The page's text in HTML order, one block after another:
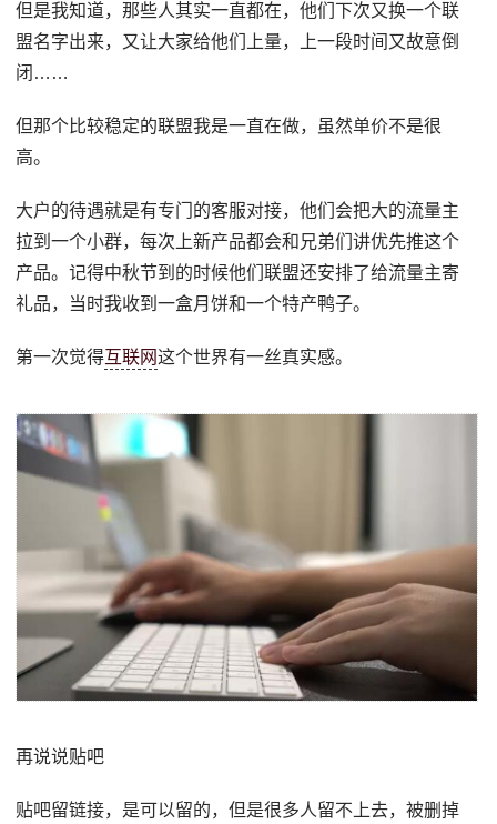
但是我知道，那些人其实一直都在，他们下次又换一个联
盟名字出来，又让大家给他们上量，上一段时间又故意倒
闭……
但那个比较稳定的联盟我是一直在做，虽然单价不是很
高。
大户的待遇就是有专门的客服对接，他们会把大的流量主
拉到一个小群，每次上新产品都会和兄弟们讲优先推这个
产品。记得中秋节到的时候他们联盟还安排了给流量主寄
礼品，当时我收到一盒月饼和一个特产鸭子。
第一次觉得互联网这个世界有一丝真实感。
再说说贴吧
贴吧留链接，是可以留的，但是很多人留不上去，被删掉